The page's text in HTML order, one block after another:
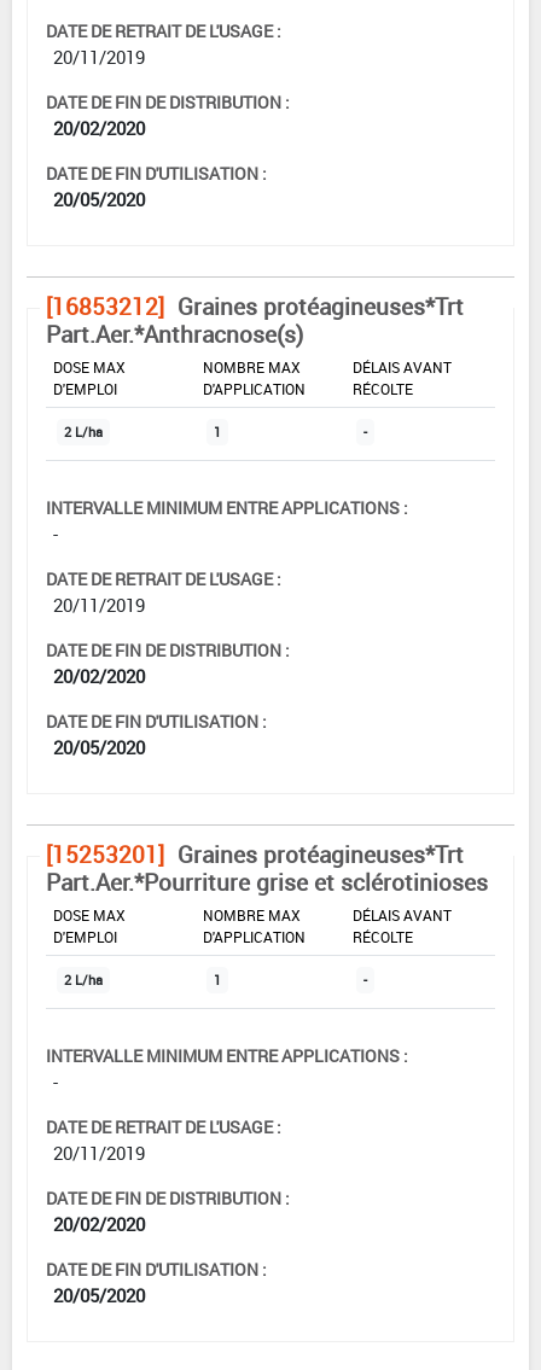
DATE DE RETRAIT DE L'USAGE :
20/11/2019
DATE DE FIN DE DISTRIBUTION :
20/02/2020
DATE DE FIN D'UTILISATION :
20/05/2020
[16853212] Graines protéagineuses*Trt
Part.Aer.*Anthracnose(s)
DOSE MAX
D'EMPLOI
NOMBRE MAX
D'APPLICATION
DÉLAIS AVANT
RÉCOLTE
2 L/ha 1 -
INTERVALLE MINIMUM ENTRE APPLICATIONS :
-
DATE DE RETRAIT DE L'USAGE :
20/11/2019
DATE DE FIN DE DISTRIBUTION :
20/02/2020
DATE DE FIN D'UTILISATION :
20/05/2020
[15253201] Graines protéagineuses*Trt
Part.Aer.*Pourriture grise et sclérotinioses
DOSE MAX
D'EMPLOI
NOMBRE MAX
D'APPLICATION
DÉLAIS AVANT
RÉCOLTE
2 L/ha 1 -
INTERVALLE MINIMUM ENTRE APPLICATIONS :
-
DATE DE RETRAIT DE L'USAGE :
20/11/2019
DATE DE FIN DE DISTRIBUTION :
20/02/2020
DATE DE FIN D'UTILISATION :
20/05/2020